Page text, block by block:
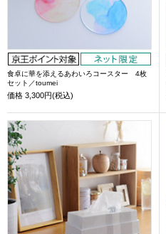
食卓に華を添えるあわいろコースター 4枚
セット／toumei
価格 3,300円(税込)